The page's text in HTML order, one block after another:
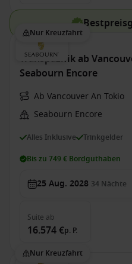
Nur Kreuzfahrt
Transpazifik ab
Seabourn Encore
Ab Vancouver An Tokio
Seabourn Encore
Alles Inklusive Trinkgelder
Bis zu 749 € Bordguthaben
25 Aug. 2028 34 Nächte
Suite ab
16.574 €p. P.
Nur Kreuzfahrt